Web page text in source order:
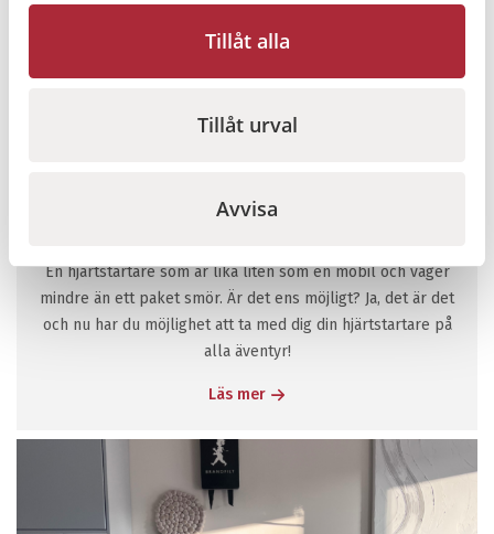
Tillåt alla
Tillåt urval
Avvisa
Vivest Pocket AED 3 - Världens minsta
En hjärtstartare som är lika liten som en mobil och väger
mindre än ett paket smör. Är det ens möjligt? Ja, det är det
och nu har du möjlighet att ta med dig din hjärtstartare på
alla äventyr!
Läs mer